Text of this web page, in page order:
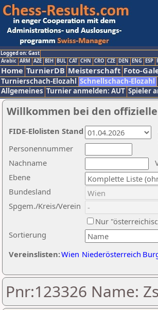
Logged on: Gast
Arabic ARM AZE BIH BUL CAT CHN CRO CZE DEN ENG ESP
Home TurnierDB Meisterschaft Foto-
Turnierschach-Elozahl Schnellschach-Elozahl
Allgemeines Turnier anmelden: AUT Spieler
Willkommen bei den
Nachname
Ebene
Sortierung
Personennummer
Bundesland
Spgem./Kreis/Verein
Nur
Vereinslisten:Wien Niederösterreich
FIDE-Elolisten Stand
Pnr:123326 Name: